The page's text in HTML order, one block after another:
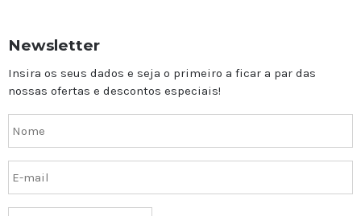
Newsletter
Insira os seus dados e seja o primeiro a ficar a par das
nossas ofertas e descontos especiais!